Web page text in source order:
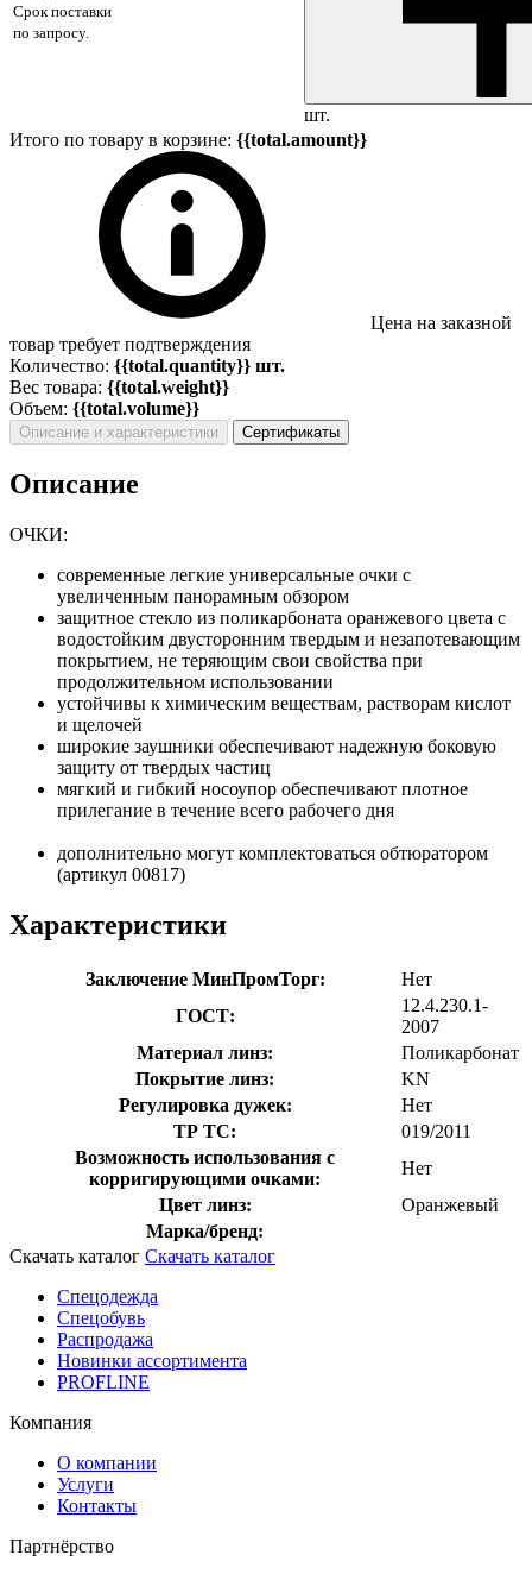
Срок поставки
по запросу.
шт.
Итого по товару в корзине: {{total.amount}}
Цена на заказной
товар требует подтверждения
Количество: {{total.quantity}} шт.
Вес товара: {{total.weight}}
Объем: {{total.volume}}
Описание и характеристики Сертификаты
Описание
ОЧКИ:
современные легкие универсальные очки с
увеличенным панорамным обзором
защитное стекло из поликарбоната оранжевого цвета с
водостойким двусторонним твердым и незапотевающим
покрытием, не теряющим свои свойства при
продолжительном использовании
устойчивы к химическим веществам, растворам кислот
и щелочей
широкие заушники обеспечивают надежную боковую
защиту от твердых частиц
мягкий и гибкий носоупор обеспечивают плотное
прилегание в течение всего рабочего дня
дополнительно могут комплектоваться обтюратором
(артикул 00817)
Характеристики
Заключение МинПромТорг:
Нет
ГОСТ:
12.4.230.1-
2007
Материал линз:
Поликарбонат
Покрытие линз:
KN
Регулировка дужек:
Нет
ТР ТС:
019/2011
Возможность использования с
корригирующими очками:
Нет
Цвет линз:
Оранжевый
Марка/бренд:
Скачать каталог Скачать каталог
Спецодежда
Спецобувь
Распродажа
Новинки ассортимента
PROFLINE
Компания
О компании
Услуги
Контакты
Партнёрство